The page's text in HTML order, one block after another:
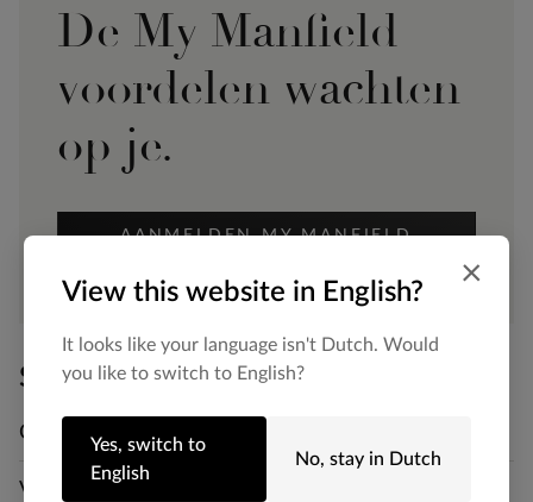
De My Manfield
voordelen wachten
op je.
AANMELDEN MY MANFIELD
Service
Contact
Verzending & levering
×
View this website in English?
It looks like your language isn't Dutch. Would
you like to switch to English?
Yes, switch to
English
No, stay in Dutch